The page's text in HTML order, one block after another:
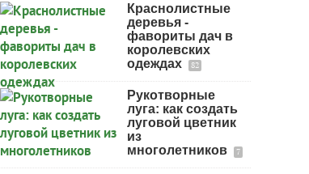
Краснолистные
деревья -
фавориты дач в
королевских
одеждах
82
Рукотворные
луга: как создать
луговой цветник
из
многолетников
7